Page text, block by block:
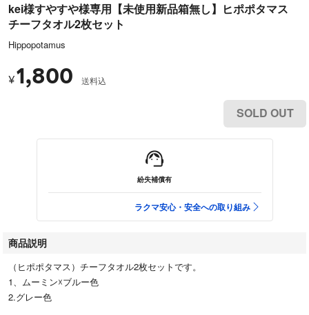
kei様すやすや様専用【未使用新品箱無し】ヒポポタマス
チーフタオル2枚セット
Hippopotamus
¥1,800 送料込
SOLD OUT
紛失補償有
ラクマ安心・安全への取り組み
商品説明
（ヒポポタマス）チーフタオル2枚セットです。
1、ムーミン☓ブルー色
2.グレー色